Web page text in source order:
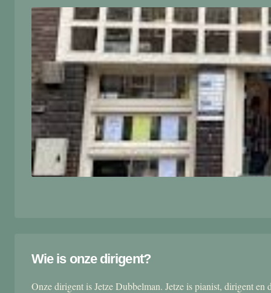
Wie is onze dirigent?
Onze dirigent is Jetze Dubbelman. Jetze is pianist, dirigent